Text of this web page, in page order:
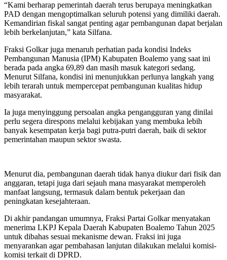
“Kami berharap pemerintah daerah terus berupaya meningkatkan
PAD dengan mengoptimalkan seluruh potensi yang dimiliki daerah.
Kemandirian fiskal sangat penting agar pembangunan dapat berjalan
lebih berkelanjutan,” kata Silfana.
Fraksi Golkar juga menaruh perhatian pada kondisi Indeks
Pembangunan Manusia (IPM) Kabupaten Boalemo yang saat ini
berada pada angka 69,89 dan masih masuk kategori sedang.
Menurut Silfana, kondisi ini menunjukkan perlunya langkah yang
lebih terarah untuk mempercepat pembangunan kualitas hidup
masyarakat.
Ia juga menyinggung persoalan angka pengangguran yang dinilai
perlu segera direspons melalui kebijakan yang membuka lebih
banyak kesempatan kerja bagi putra-putri daerah, baik di sektor
pemerintahan maupun sektor swasta.
Menurut dia, pembangunan daerah tidak hanya diukur dari fisik dan
anggaran, tetapi juga dari sejauh mana masyarakat memperoleh
manfaat langsung, termasuk dalam bentuk pekerjaan dan
peningkatan kesejahteraan.
Di akhir pandangan umumnya, Fraksi Partai Golkar menyatakan
menerima LKPJ Kepala Daerah Kabupaten Boalemo Tahun 2025
untuk dibahas sesuai mekanisme dewan. Fraksi ini juga
menyarankan agar pembahasan lanjutan dilakukan melalui komisi-
komisi terkait di DPRD.